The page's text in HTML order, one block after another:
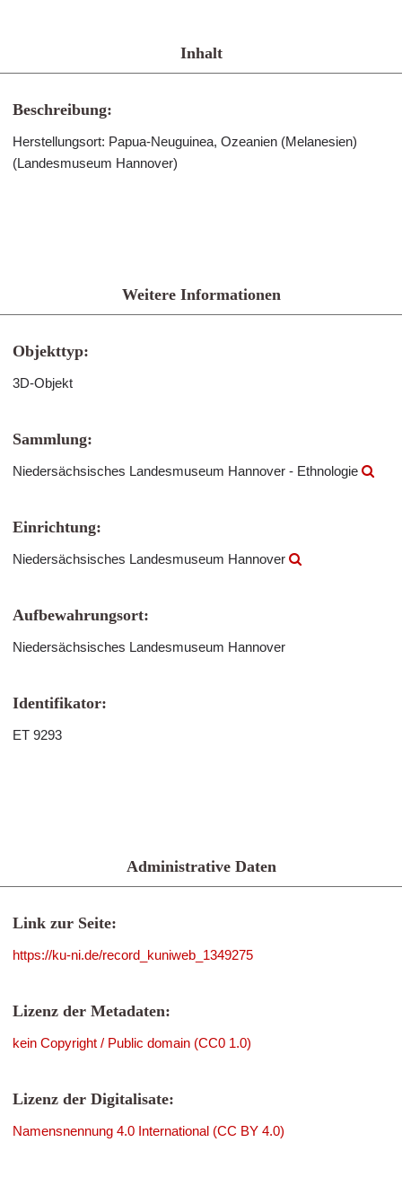
Inhalt
Beschreibung:
Herstellungsort: Papua-Neuguinea, Ozeanien (Melanesien)
(Landesmuseum Hannover)
Weitere Informationen
Objekttyp:
3D-Objekt
Sammlung:
Niedersächsisches Landesmuseum Hannover - Ethnologie
Einrichtung:
Niedersächsisches Landesmuseum Hannover
Aufbewahrungsort:
Niedersächsisches Landesmuseum Hannover
Identifikator:
ET 9293
Administrative Daten
Link zur Seite:
https://ku-ni.de/record_kuniweb_1349275
Lizenz der Metadaten:
kein Copyright / Public domain (CC0 1.0)
Lizenz der Digitalisate:
Namensnennung 4.0 International (CC BY 4.0)